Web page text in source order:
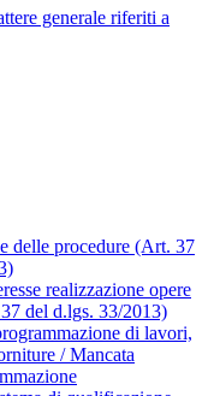
generale riferiti a
delle procedure (Art. 37
realizzazione opere
del d.lgs. 33/2013)
di lavori,
/ Mancata